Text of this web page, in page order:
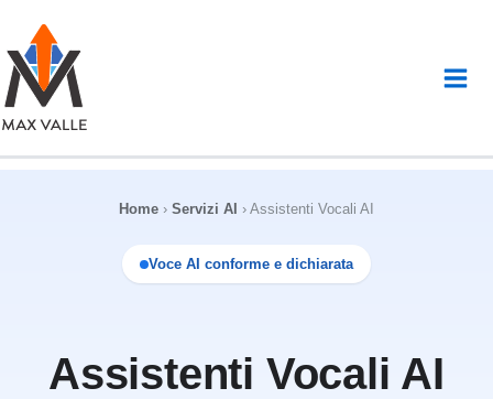
contenuto
Home › Servizi AI › Assistenti Vocali AI
Voce AI conforme e dichiarata
Assistenti Vocali AI